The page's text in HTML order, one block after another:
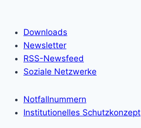
Downloads
Newsletter
RSS-Newsfeed
Soziale Netzwerke
Notfallnummern
Institutionelles Schutzkonzept